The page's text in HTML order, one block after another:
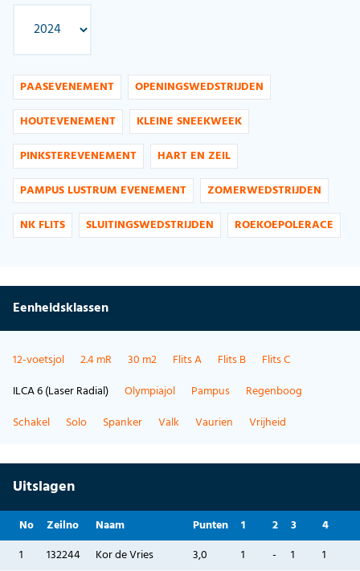
PAASEVENEMENT
OPENINGSWEDSTRIJDEN
HOUTEVENEMENT
KLEINE SNEEKWEEK
PINKSTEREVENEMENT
HART EN ZEIL
PAMPUS LUSTRUM EVENEMENT
ZOMERWEDSTRIJDEN
NK FLITS
SLUITINGSWEDSTRIJDEN ROEKOEPOLERACE
Eenheidsklassen
12-voetsjol 2.4 mR 30 m2 Flits A Flits B
Flits C
ILCA 6 (Laser Radial)
Olympiajol Pampus
Regenboog
Schakel
Solo Spanker Valk Vaurien Vrijheid
Uitslagen
No Zeilno Naam Punten 1 2 3
4
1
132244 Kor de Vries 3,0 1 - 1 1